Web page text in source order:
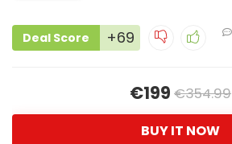
Deal Score +69
€199 €354.99
BUY IT NOW